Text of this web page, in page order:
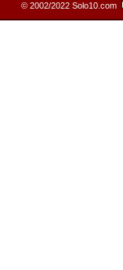
© 2002/2022 Solo10.com